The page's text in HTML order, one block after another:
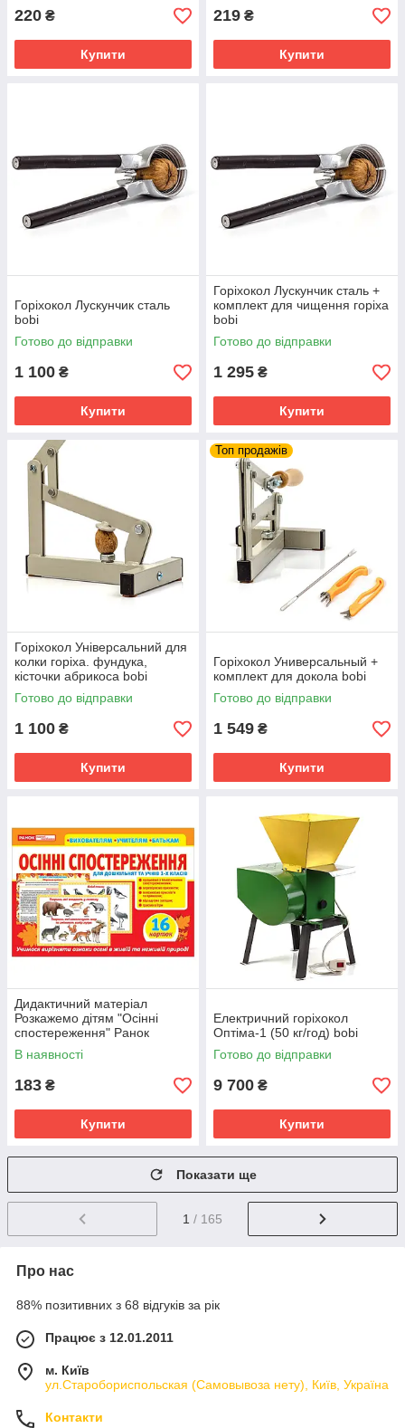
220 ₴
Купити
219 ₴
Купити
Горіхокол Лускунчик сталь
bobi
Готово до відправки
1 100 ₴
Купити
Горіхокол Лускунчик сталь +
комплект для чищення горіха
bobi
Готово до відправки
1 295 ₴
Купити
Горіхокол Універсальний для
колки горіха. фундука,
кісточки абрикоса bobi
Готово до відправки
1 100 ₴
Купити
Топ продажів
Горіхокол Универсальный +
комплект для докола bobi
Готово до відправки
1 549 ₴
Купити
Дидактичний матеріал
Розкажемо дітям "Осінні
спостереження" Ранок
10107187У, 16 карток
В наявності
183 ₴
Купити
Електричний горіхокол
Оптіма-1 (50 кг/год) bobi
Готово до відправки
9 700 ₴
Купити
Показати ще
1 / 165
Про нас
88% позитивних з 68 відгуків за рік
Працює з 12.01.2011
м. Київ
ул.Старобориспольская (Самовывоза нету), Київ, Україна
Контакти